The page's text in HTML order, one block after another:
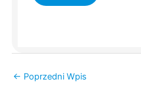
← Poprzedni Wpis